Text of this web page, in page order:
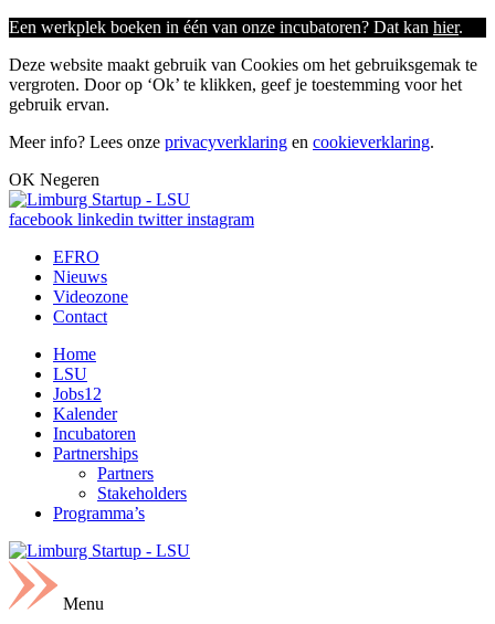
Een werkplek boeken in één van onze incubatoren? Dat kan hier.
Deze website maakt gebruik van Cookies om het gebruiksgemak te
vergroten. Door op ‘Ok’ te klikken, geef je toestemming voor het
gebruik ervan.
Meer info? Lees onze privacyverklaring en cookieverklaring.
OK Negeren
facebook linkedin twitterinstagram
EFRO
Nieuws
Videozone
Contact
Home
LSU
Jobs12
Kalender
Incubatoren
Partnerships
Partners
Stakeholders
Programma’s
Menu